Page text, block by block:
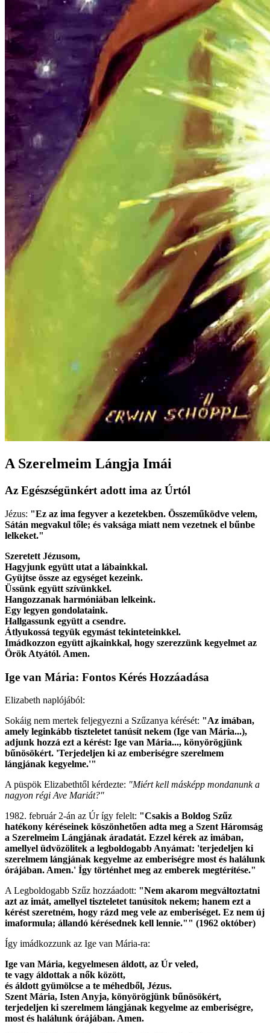
A Szerelmeim Lángja Imái
Az Egészségünkért adott ima az Úrtól
Jézus: "Ez az ima fegyver a kezetekben. Összeműködve velem,
Sátán megvakul tőle; és vaksága miatt nem vezetnek el bűnbe
lelkeket."
Szeretett Jézusom,
Hagyjunk együtt utat a lábainkkal.
Gyüjtse össze az egységet kezeink.
Üssünk együtt szívünkkel.
Hangozzanak harmóniában lelkeink.
Egy legyen gondolataink.
Hallgassunk együtt a csendre.
Átlyukossá tegyük egymást tekinteteinkkel.
Imádkozzon együtt ajkainkkal, hogy szerezzünk kegyelmet az
Örök Atyától. Amen.
Ige van Mária: Fontos Kérés Hozzáadása
Elizabeth naplójából:
Sokáig nem mertek feljegyezni a Szűzanya kérését: "Az imában,
amely leginkább tiszteletet tanúsít nekem (Ige van Mária...),
adjunk hozzá ezt a kérést: Ige van Mária..., könyörögjünk
bűnösökért. 'Terjedeljen ki az emberiségre szerelmem
lángjának kegyelme.'"
A püspök Elizabethtől kérdezte: "Miért kell másképp mondanunk a
nagyon régi Ave Mariát?"
1982. február 2-án az Úr így felelt: "Csakis a Boldog Szűz
hatékony kéréseinek köszönhetően adta meg a Szent Háromság
a Szerelmeim Lángjának áradatát. Ezzel kérek az imában,
amellyel üdvözölitek a legboldogabb Anyámat: 'terjedeljen ki
szerelmem lángjának kegyelme az emberiségre most és halálunk
órájában. Amen.' Így történhet meg az emberek megtérítése."
A Legboldogabb Szűz hozzáadott: "Nem akarom megváltoztatni
azt az imát, amellyel tiszteletet tanúsítok nekem; hanem ezt a
kérést szeretném, hogy rázd meg vele az emberiséget. Ez nem új
imaformula; állandó kérésednek kell lennie."" (1962 október)
Így imádkozzunk az Ige van Mária-ra:
Ige van Mária, kegyelmesen áldott, az Úr veled,
te vagy áldottak a nők között,
és áldott gyümölcse a te méhedből, Jézus.
Szent Mária, Isten Anyja, könyörögjünk bűnösökért,
terjedeljen ki szerelmem lángjának kegyelme az emberiségre,
most és halálunk órájában. Amen.